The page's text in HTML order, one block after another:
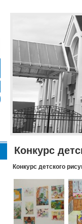
Конкурс
Конкурс детского